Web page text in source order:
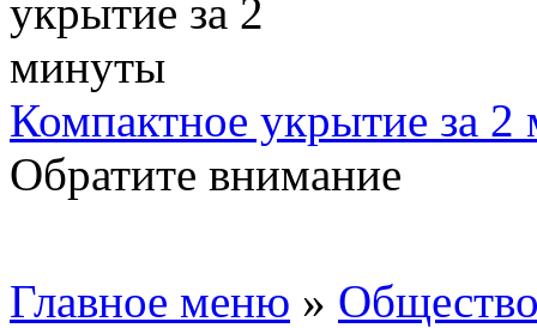
Компактное укрытие за
Обратите внимание
Главное меню »